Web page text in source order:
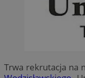
Trwa rekrutacja na